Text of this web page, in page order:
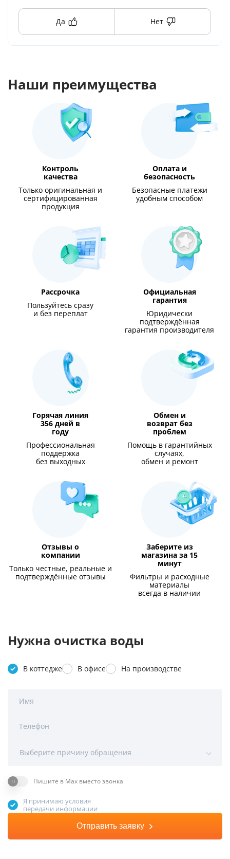
Да Нет
Наши преимущества
Контроль
качества
Только оригинальная и
сертифицированная
продукция
Оплата и
безопасность
Безопасные платежи
удобным способом
Рассрочка
Пользуйтесь сразу
и без переплат
Официальная
гарантия
Юридически
подтверждённая
гарантия производителя
Горячая линия
356 дней в
году
Профессиональная
поддержка
без выходных
Обмен и
возврат без
проблем
Помощь в гарантийных
случаях,
обмен и ремонт
Отзывы о
компании
Только честные, реальные и
подтверждённые отзывы
Заберите из
магазина за 15
минут
Фильтры и расходные
материалы
всегда в наличии
Нужна очистка воды
В коттедже В офисе На производстве
Имя
Телефон
Выберите причину обращения
Пишите в Max вместо звонка
Я принимаю условия
передачи информации
Отправить заявку